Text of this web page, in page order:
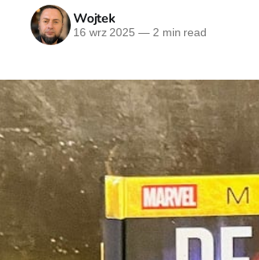
Wojtek
16 wrz 2025 —2 min read